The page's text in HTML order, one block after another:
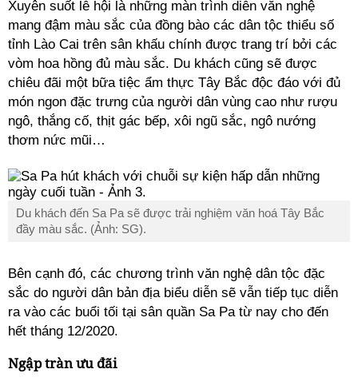
Xuyên suốt lễ hội là những màn trình diễn văn nghệ
mang đậm màu sắc của đồng bào các dân tộc thiểu số
tỉnh Lào Cai trên sân khấu chính được trang trí bởi các
vòm hoa hồng đủ màu sắc. Du khách cũng sẽ được
chiêu đãi một bữa tiệc ẩm thực Tây Bắc độc đáo với đủ
món ngon đặc trưng của người dân vùng cao như rượu
ngô, thắng cố, thịt gác bếp, xôi ngũ sắc, ngô nướng
thơm nức mũi…
Du khách đến Sa Pa sẽ được trải nghiệm văn hoá Tây Bắc
đầy màu sắc. (Ảnh: SG).
Bên cạnh đó, các chương trình văn nghệ dân tộc đặc
sắc do người dân bản địa biểu diễn sẽ vẫn tiếp tục diễn
ra vào các buổi tối tại sân quần Sa Pa từ nay cho đến
hết tháng 12/2020.
Ngập tràn ưu đãi